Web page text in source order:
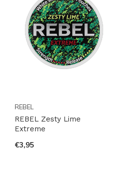
REBEL
REBEL Zesty Lime
Extreme
€3,95